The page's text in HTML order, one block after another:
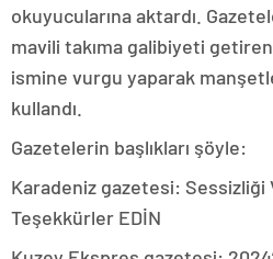
okuyucularına aktardı.
mavili takıma galibiyeti
ismine vurgu yaparak
kullandı.
Gazetelerin başlıkları şöyle:
Karadeniz gazetesi: Sessizliği
Teşekkürler EDİN